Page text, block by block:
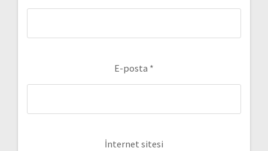
E-posta *
İnternet sitesi